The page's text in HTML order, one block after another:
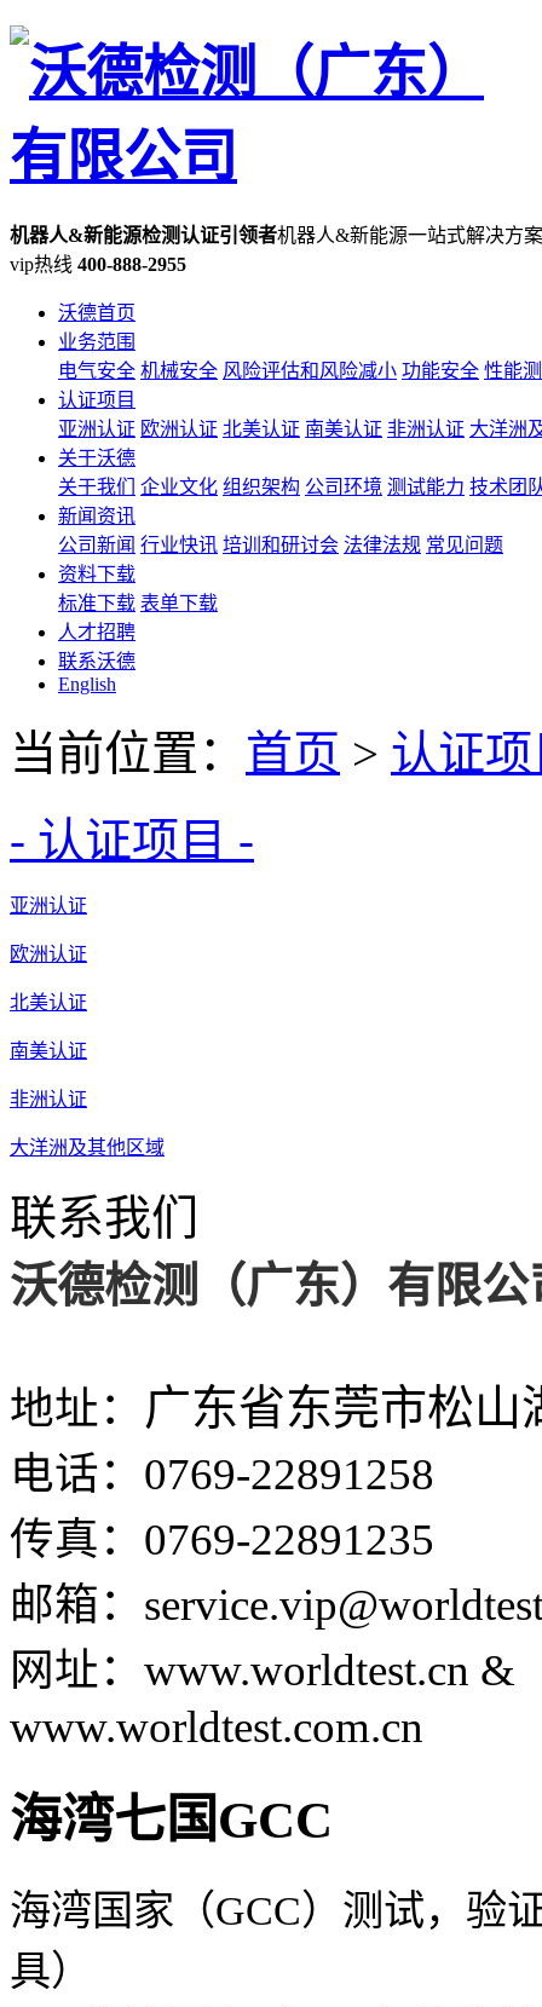
机器人&新能源检测认证引领者机器人&新能源一站式解决方
vip热线 400-888-2955
沃德首页
业务范围
电气安全 机械安全 风险评估和风险减小 功能安全 性能
认证项目
亚洲认证 欧洲认证 北美认证 南美认证 非洲认证 大洋洲
关于沃德
关于我们
企业文化 组织架构 公司环境 测试能力 技术团
新闻资讯
公司新闻 行业快讯 培训和研讨会 法律法规 常见问题
资料下载
标准下载 表单下载
人才招聘
联系沃德
English
当前位置： 首页 > 认证
- 认证项目 -
亚洲认证
欧洲认证
北美认证
南美认证
非洲认证
大洋洲及其他区域
联系我们
沃德检测（广东）有限公
地址： 广东省东莞市松山
电话： 0769-22891258
传真： 0769-22891235
邮箱：
网址： www.worldtest.cn &
www.worldtest.com.cn
海湾七国GCC
海湾国家（GCC）测试，验
具）